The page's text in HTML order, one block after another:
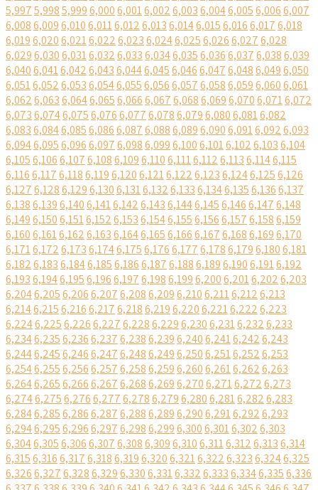
5,9975,9985,9996,0006,0016,0026,0036,0046,0056,0066,007
6,0086,0096,0106,0116,0126,0136,0146,0156,0166,0176,018
6,0196,0206,0216,0226,0236,0246,0256,0266,0276,028
6,0296,0306,0316,0326,0336,0346,0356,0366,0376,0386,039
6,0406,0416,0426,0436,0446,0456,0466,0476,0486,0496,050
6,0516,0526,0536,0546,0556,0566,0576,0586,0596,0606,061
6,0626,0636,0646,0656,0666,0676,0686,0696,0706,0716,072
6,0736,0746,0756,0766,0776,0786,0796,0806,0816,082
6,0836,0846,0856,0866,0876,0886,0896,0906,0916,0926,093
6,0946,0956,0966,0976,0986,0996,1006,1016,1026,1036,104
6,1056,1066,1076,1086,1096,1106,1116,1126,1136,1146,115
6,1166,1176,1186,1196,1206,1216,1226,1236,1246,1256,126
6,1276,1286,1296,1306,1316,1326,1336,1346,1356,1366,137
6,1386,1396,1406,1416,1426,1436,1446,1456,1466,1476,148
6,1496,1506,1516,1526,1536,1546,1556,1566,1576,1586,159
6,1606,1616,1626,1636,1646,1656,1666,1676,1686,1696,170
6,1716,1726,1736,1746,1756,1766,1776,1786,1796,1806,181
6,1826,1836,1846,1856,1866,1876,1886,1896,1906,1916,192
6,1936,1946,1956,1966,1976,1986,1996,2006,2016,2026,203
6,2046,2056,2066,2076,2086,2096,2106,2116,2126,213
6,2146,2156,2166,2176,2186,2196,2206,2216,2226,223
6,2246,2256,2266,2276,2286,2296,2306,2316,2326,233
6,2346,2356,2366,2376,2386,2396,2406,2416,2426,243
6,2446,2456,2466,2476,2486,2496,2506,2516,2526,253
6,2546,2556,2566,2576,2586,2596,2606,2616,2626,263
6,2646,2656,2666,2676,2686,2696,2706,2716,2726,273
6,2746,2756,2766,2776,2786,2796,2806,2816,2826,283
6,2846,2856,2866,2876,2886,2896,2906,2916,2926,293
6,2946,2956,2966,2976,2986,2996,3006,3016,3026,303
6,3046,3056,3066,3076,3086,3096,3106,3116,3126,3136,314
6,3156,3166,3176,3186,3196,3206,3216,3226,3236,3246,325
6,3266,3276,3286,3296,3306,3316,3326,3336,3346,3356,336